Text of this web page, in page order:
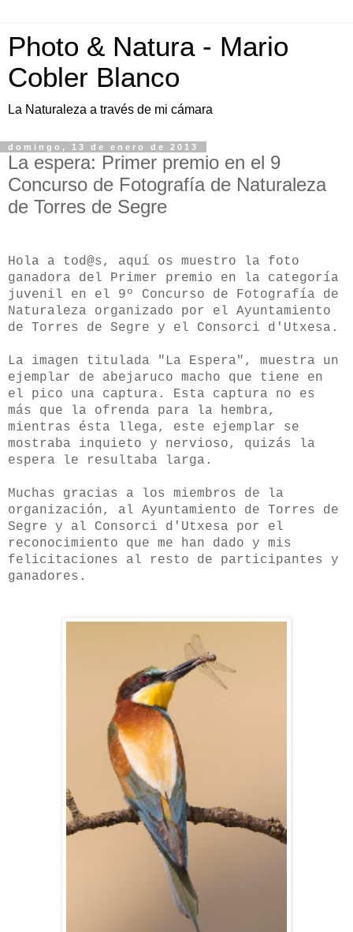
Photo & Natura - Mario
Cobler Blanco
La Naturaleza a través de mi cámara
domingo, 13 de enero de 2013
La espera: Primer premio en el 9
Concurso de Fotografía de Naturaleza
de Torres de Segre
Hola a tod@s, aquí os muestro la foto
ganadora del Primer premio en la categoría
juvenil en el 9º Concurso de Fotografía de
Naturaleza organizado por el Ayuntamiento
de Torres de Segre y el Consorci d'Utxesa.
La imagen titulada "La Espera", muestra un
ejemplar de abejaruco macho que tiene en
el pico una captura. Esta captura no es
más que la ofrenda para la hembra,
mientras ésta llega, este ejemplar se
mostraba inquieto y nervioso, quizás la
espera le resultaba larga.
Muchas gracias a los miembros de la
organización, al Ayuntamiento de Torres de
Segre y al Consorci d'Utxesa por el
reconocimiento que me han dado y mis
felicitaciones al resto de participantes y
ganadores.